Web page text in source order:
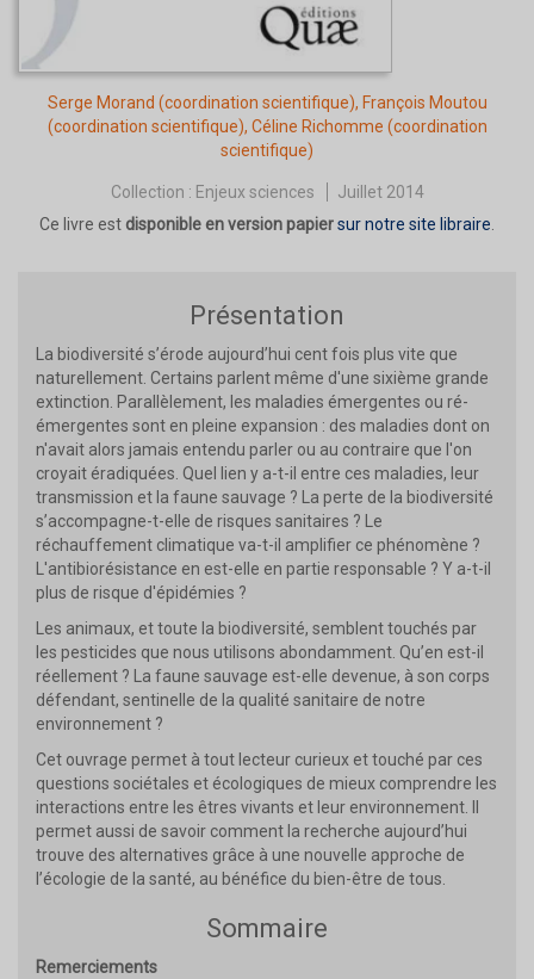
Serge Morand (coordination scientifique), François Moutou
(coordination scientifique), Céline Richomme (coordination
scientifique)
Collection : Enjeux sciences
Juillet 2014
Ce livre est disponible en version papiersur notre site libraire.
Présentation
La biodiversité s’érode aujourd’hui cent fois plus vite que
naturellement. Certains parlent même d'une sixième grande
extinction. Parallèlement, les maladies émergentes ou ré-
émergentes sont en pleine expansion : des maladies dont on
n'avait alors jamais entendu parler ou au contraire que l'on
croyait éradiquées. Quel lien y a-t-il entre ces maladies, leur
transmission et la faune sauvage ? La perte de la biodiversité
s’accompagne-t-elle de risques sanitaires ? Le
réchauffement climatique va-t-il amplifier ce phénomène ?
L'antibiorésistance en est-elle en partie responsable ? Y a-t-il
plus de risque d'épidémies ?
Les animaux, et toute la biodiversité, semblent touchés par
les pesticides que nous utilisons abondamment. Qu’en est-il
réellement ? La faune sauvage est-elle devenue, à son corps
défendant, sentinelle de la qualité sanitaire de notre
environnement ?
Cet ouvrage permet à tout lecteur curieux et touché par ces
questions sociétales et écologiques de mieux comprendre les
interactions entre les êtres vivants et leur environnement. Il
permet aussi de savoir comment la recherche aujourd’hui
trouve des alternatives grâce à une nouvelle approche de
l’écologie de la santé, au bénéfice du bien-être de tous.
Sommaire
Remerciements